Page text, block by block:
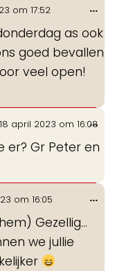
om 17:52
as ook
goed bevallen
veel open!
...
18 april 2023 om 16:08
er? Gr Peter en
...
om 16:05
Gezellig...
we jullie
...